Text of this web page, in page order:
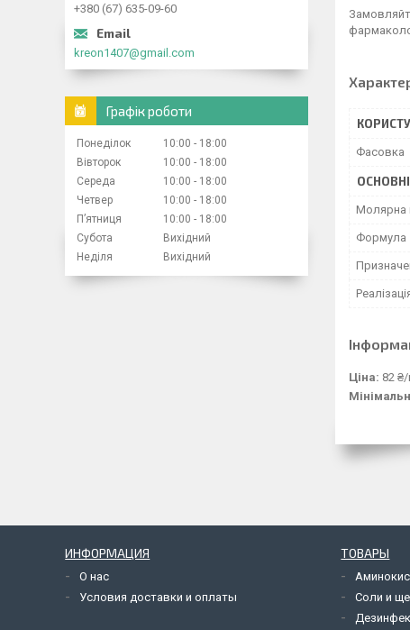
Фасовка
ОСНОВНІ
Молярна
Формула
Ціна: 82 ₴/
+380 (67) 635-09-60
kreon1407@gmail.com
Графік роботи
Понеділок 10:00
18:00
Вівторок
10:00
18:00
Середа
10:00
18:00
Четвер
10:00
18:00
Пʼятниця
10:00
18:00
Субота
Вихідний
Неділя
Вихідний
ИНФОРМАЦИЯ
О нас
Условия доставки и оплаты
ТОВАРЫ
Соли и